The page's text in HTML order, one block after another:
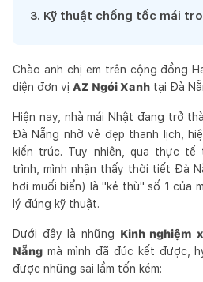
3. Kỹ thuật chống tốc mái
Chào anh chị em trên cộng đồng
diện đơn vị AZ Ngói Xanh tại Đà
Hiện nay, nhà mái Nhật đang trở
Đà Nẵng nhờ vẻ đẹp thanh lịch,
kiến trúc. Tuy nhiên, qua thực
trình, mình nhận thấy thời tiết Đà
hơi muối biển) là "kẻ thù" số 1 của
lý đúng kỹ thuật.
Dưới đây là những Kinh nghiệm
Nẵng mà mình đã đúc kết được,
được những sai lầm tốn kém: